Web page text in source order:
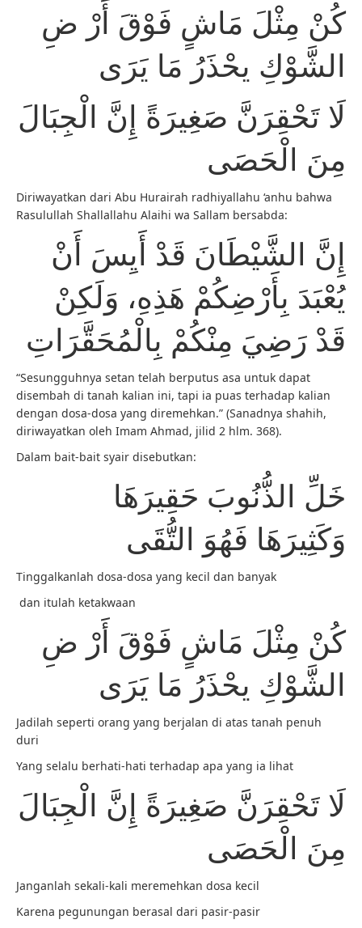
كُنْ مِثْلَ مَاشٍ فَوْقَ أَرْ ضِ
الشَّوْكِ يحْذَرُ مَا يَرَى
لَا تَحْقِرَنَّ صَغِيرَةً إِنَّ الْجِبَالَ
مِنَ الْحَصَى
Diriwayatkan dari Abu Hurairah radhiyallahu ‘anhu bahwa
Rasulullah Shallallahu Alaihi wa Sallam bersabda:
إِنَّ الشَّيْطَانَ قَدْ أَيِسَ أَنْ
يُعْبَدَ بِأَرْضِكُمْ هَذِهِ، وَلَكِنْ
قَدْ رَضِيَ مِنْكُمْ بِالْمُحَقَّرَاتِ
“Sesungguhnya setan telah berputus asa untuk dapat
disembah di tanah kalian ini, tapi ia puas terhadap kalian
dengan dosa-dosa yang diremehkan.” (Sanadnya shahih,
diriwayatkan oleh Imam Ahmad, jilid 2 hlm. 368).
Dalam bait-bait syair disebutkan:
خَلِّ الذُّنُوبَ حَقِيرَهَا
وَكَثِيرَهَا فَهُوَ التُّقَى
Tinggalkanlah dosa-dosa yang kecil dan banyak
dan itulah ketakwaan
كُنْ مِثْلَ مَاشٍ فَوْقَ أَرْ ضِ
الشَّوْكِ يحْذَرُ مَا يَرَى
Jadilah seperti orang yang berjalan di atas tanah penuh
duri
Yang selalu berhati-hati terhadap apa yang ia lihat
لَا تَحْقِرَنَّ صَغِيرَةً إِنَّ الْجِبَالَ
مِنَ الْحَصَى
Janganlah sekali-kali meremehkan dosa kecil
Karena pegunungan berasal dari pasir-pasir